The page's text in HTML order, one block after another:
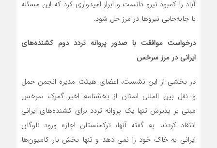
آباد را کمبود نیرو دانست و ابراز امیدواری کرد که این مسئله
با جابه‌جایی‌ نیروها در مرز حل شود.
درخواست موافقت با صدور پروانه تردد دوم کشنده‌های
ایرانی در مرز سرخس
در بخشی از این نشست، اعضای هیئت مدیره انجمن حمل
و نقل بین المللی استان از بخشنامه اخیر گمرک سرخس
مبنی بر پذیرش تنها یک پروانه تردد برای کشنده‌های ایرانی
انتقاد کردند. به گفته آنها، ترکمنستان اجازه ورود ناوگان
ایرانی به خاک خود را نمی دهد و تنها بخش بار کامیون‌ها